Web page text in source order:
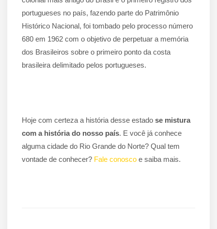
portugueses no país, fazendo parte do Patrimônio
Histórico Nacional, foi tombado pelo processo número
680 em 1962 com o objetivo de perpetuar a memória
dos Brasileiros sobre o primeiro ponto da costa
brasileira delimitado pelos portugueses.
Hoje com certeza a história desse estado se mistura
com a história do nosso país. E você já conhece
alguma cidade do Rio Grande do Norte? Qual tem
vontade de conhecer? Fale conosco e saiba mais.